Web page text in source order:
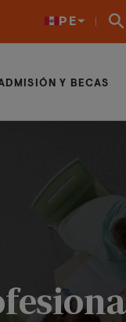
PE
Y BECAS